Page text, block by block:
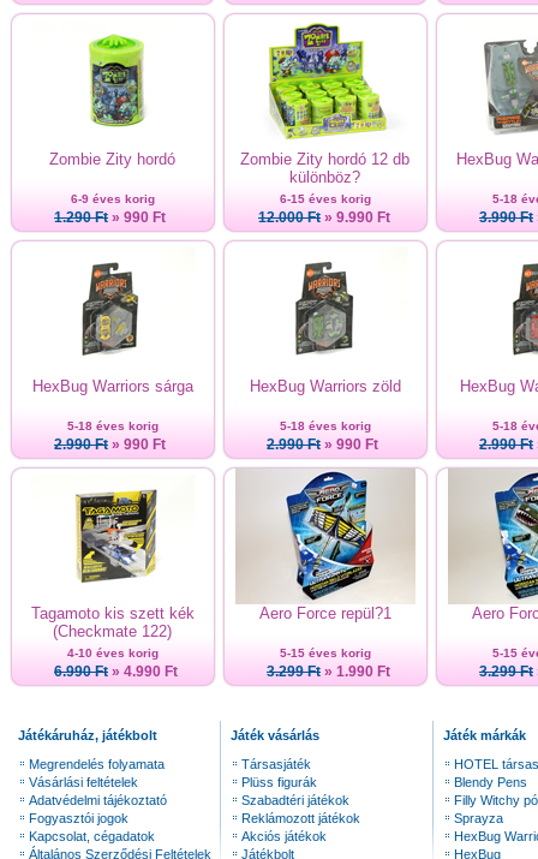
Zombie Zity hordó
6-9 éves korig
1.290 Ft » 990 Ft
Zombie Zity hordó 12 db
különböz?
6-15 éves korig
12.000 Ft » 9.990 Ft
HexBug
5-18
3.990 Ft
HexBug Warriors sárga
5-18 éves korig
2.990 Ft » 990 Ft
HexBug Warriors zöld
5-18 éves korig
2.990 Ft » 990 Ft
HexBug
5-18
2.990 Ft
Tagamoto kis szett kék
(Checkmate 122)
4-10 éves korig
6.990 Ft » 4.990 Ft
Aero Force repül?1
5-15 éves korig
3.299 Ft » 1.990 Ft
Aero
5-15
3.299 Ft
Játékáruház, játékbolt
Megrendelés folyamata
Vásárlási feltételek
Adatvédelmi tájékoztató
Fogyasztói jogok
Kapcsolat, cégadatok
Általános Szerződési Feltételek
Játék vásárlás
Társasjáték
Plüss figurák
Szabadtéri játékok
Reklámozott játékok
Akciós játékok
Játékbolt
Játék márkák
HOTEL
Blendy Pens
Filly Witchy
Sprayza
HexBug
HexBug